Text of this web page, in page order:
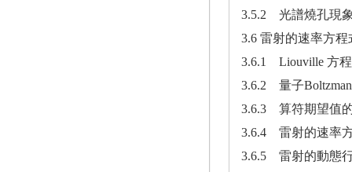
3.5.2 光譜燒孔現
3.6 雷射的速率方程
3.6.1 Liouville 方
3.6.2 量子
3.6.3 算符期望值
3.6.4 雷射的速率
3.6.5 雷射的動態